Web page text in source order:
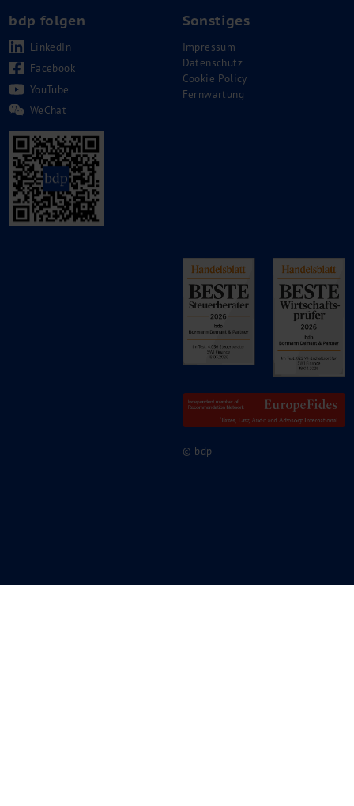
bdp folgen
LinkedIn
Facebook
YouTube
WeChat
Sonstiges
Impressum
Datenschutz
Cookie Policy
Fernwartung
© bdp